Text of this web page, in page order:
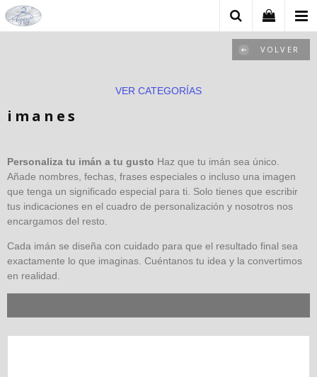
VOLVER
VER CATEGORÍAS
imanes
Personaliza tu imán a tu gusto Haz que tu imán sea único.
Añade nombres, fechas, frases especiales o incluso una imagen
que tenga un significado especial para ti. Solo tienes que escribir
tus indicaciones en el cuadro de personalización y nosotros nos
encargamos del resto.
Cada imán se diseña con cuidado para que el resultado final sea
exactamente lo que imaginas. Cuéntanos tu idea y la convertimos
en realidad.